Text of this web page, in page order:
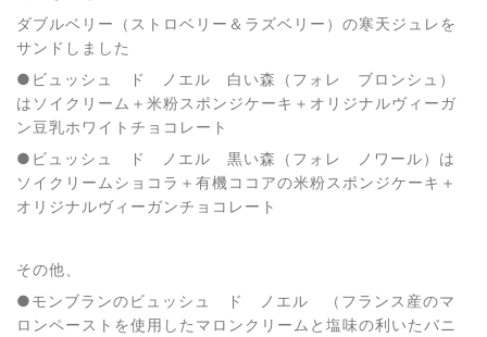
ダブルベリー（ストロベリー＆ラズベリー）の寒天ジュレを
サンドしました
●ビュッシュ ド ノエル 白い森（フォレ ブロンシュ）
はソイクリーム＋米粉スポンジケーキ＋オリジナルヴィーガ
ン豆乳ホワイトチョコレート
●ビュッシュ ド ノエル 黒い森（フォレ ノワール）は
ソイクリームショコラ＋有機ココアの米粉スポンジケーキ＋
オリジナルヴィーガンチョコレート
その他、
●モンブランのビュッシュ ド ノエル （フランス産のマ
ロンペーストを使用したマロンクリームと塩味の利いたバニ